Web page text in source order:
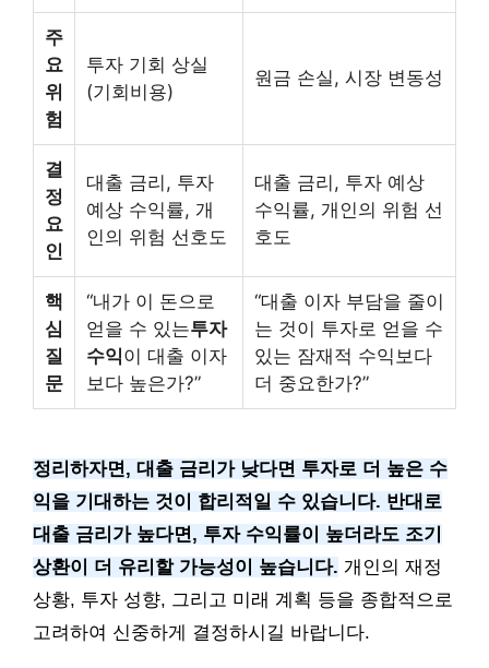
주
요
위
험
투자 기회 상실
(기회비용)
원금 손실, 시장 변동성
결
정
요
인
대출 금리, 투자
예상 수익률, 개
인의 위험 선호도
대출 금리, 투자 예상
수익률, 개인의 위험 선
호도
핵
심
질
문
“내가 이 돈으로
얻을 수 있는투자
수익이 대출 이자
보다 높은가?”
“대출 이자 부담을 줄이
는 것이 투자로 얻을 수
있는 잠재적 수익보다
더 중요한가?”
정리하자면, 대출 금리가 낮다면 투자로 더 높은 수
익을 기대하는 것이 합리적일 수 있습니다. 반대로
대출 금리가 높다면, 투자 수익률이 높더라도 조기
상환이 더 유리할 가능성이 높습니다. 개인의 재정
상황, 투자 성향, 그리고 미래 계획 등을 종합적으로
고려하여 신중하게 결정하시길 바랍니다.